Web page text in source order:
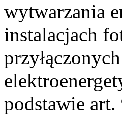
wytwarzania
instalacjach
podstawie